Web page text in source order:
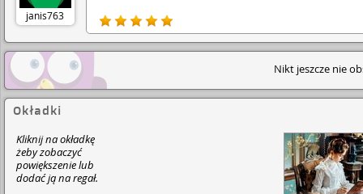
janis763
Nikt jeszcze nie
Okładki
Kliknij na okładkę
żeby zobaczyć
powiększenie lub
dodać ją na regał.